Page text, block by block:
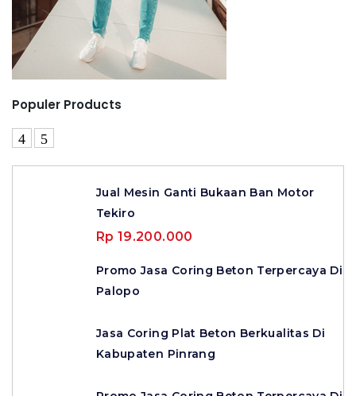
Populer Products
Jual Mesin Ganti Bukaan Ban Motor
Tekiro
Rp 19.200.000
Promo Jasa Coring Beton Terpercaya Di
Palopo
Jasa Coring Plat Beton Berkualitas Di
Kabupaten Pinrang